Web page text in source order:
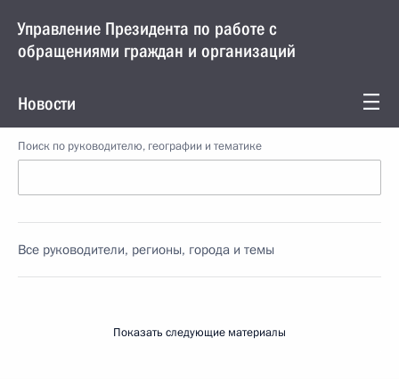
Управление Президента по работе с
обращениями граждан и организаций
Новости
Поиск по руководителю, географии и тематике
Все руководители, регионы, города и темы
Показать следующие материалы